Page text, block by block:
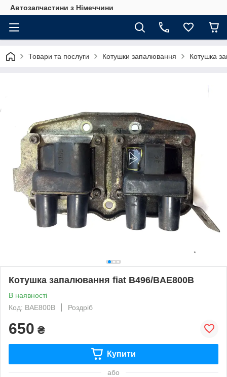
Автозапчастини з Німеччини
Товари та послуги Котушки запалювання Котушка
Котушка запалювання fiat B496/BAE800B
В наявності
Код: BAE800B
Роздріб
650 ₴
Купити
або